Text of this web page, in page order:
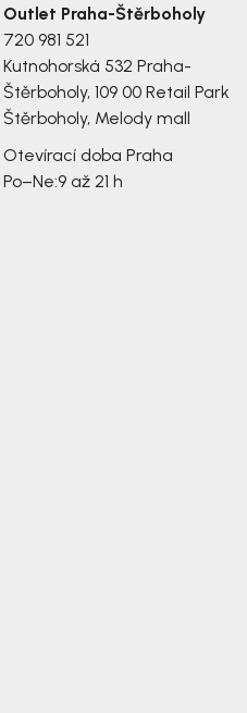
Outlet Praha-Štěrboholy
720 981 521
Kutnohorská 532 Praha-
Štěrboholy, 109 00 Retail Park
Štěrboholy, Melody mall
Otevírací doba Praha
Po–Ne:9 až 21 h